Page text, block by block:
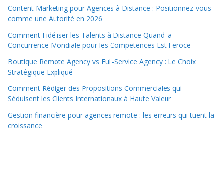
Content Marketing pour Agences à Distance : Positionnez-vous
comme une Autorité en 2026
Comment Fidéliser les Talents à Distance Quand la
Concurrence Mondiale pour les Compétences Est Féroce
Boutique Remote Agency vs Full-Service Agency : Le Choix
Stratégique Expliqué
Comment Rédiger des Propositions Commerciales qui
Séduisent les Clients Internationaux à Haute Valeur
Gestion financière pour agences remote : les erreurs qui tuent la
croissance